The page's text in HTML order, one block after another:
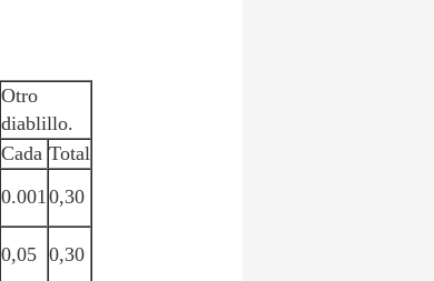
Otro
diablillo.
Cada Total
0.0010,30
0,05 0,30